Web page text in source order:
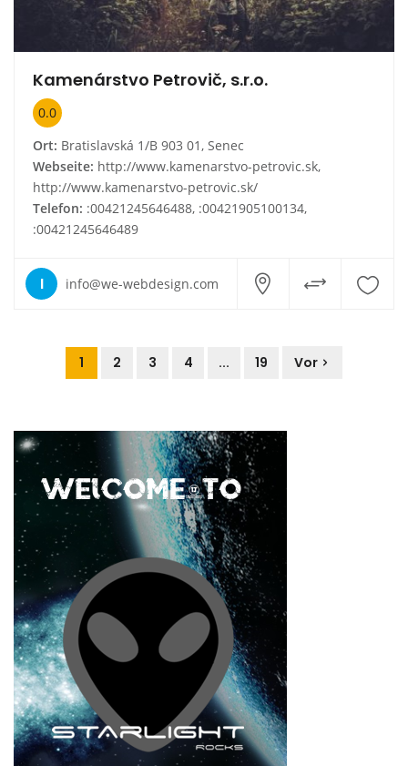
Kamenárstvo Petrovič, s.r.o.
0.0
Ort: Bratislavská 1/B 903 01, Senec
Webseite: http://www.kamenarstvo-petrovic.sk,
http://www.kamenarstvo-petrovic.sk/
Telefon: :00421245646488, :00421905100134,
:00421245646489
I info@we-webdesign.com
1 2 3 4 ... 19 Vor